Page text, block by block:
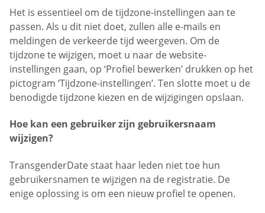
Het is essentieel om de tijdzone-instellingen aan te
passen. Als u dit niet doet, zullen alle e-mails en
meldingen de verkeerde tijd weergeven. Om de
tijdzone te wijzigen, moet u naar de website-
instellingen gaan, op ‘Profiel bewerken’ drukken op het
pictogram ‘Tijdzone-instellingen’. Ten slotte moet u de
benodigde tijdzone kiezen en de wijzigingen opslaan.
Hoe kan een gebruiker zijn gebruikersnaam
wijzigen?
TransgenderDate staat haar leden niet toe hun
gebruikersnamen te wijzigen na de registratie. De
enige oplossing is om een nieuw profiel te openen.